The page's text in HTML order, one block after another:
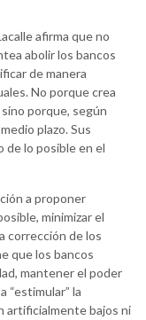
afirma que no
abolir los bancos
de manera
No porque crea
porque, según
plazo. Sus
lo posible en el
a proponer
minimizar el
corrección de los
que los bancos
mantener el poder
“estimular” la
artificialmente bajos ni